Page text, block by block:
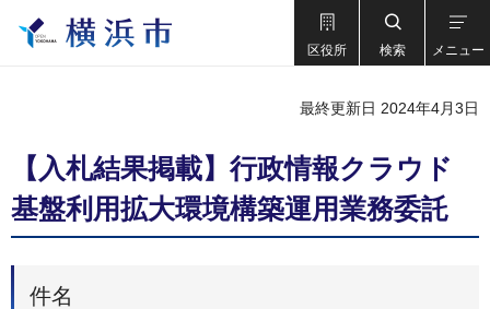
区役所 検索 メニュー
最終更新日 2024年4月3日
【入札結果掲載】行政情報クラウド
基盤利用拡大環境構築運用業務委託
件名